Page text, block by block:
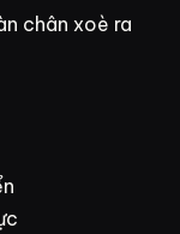
chân xoè ra